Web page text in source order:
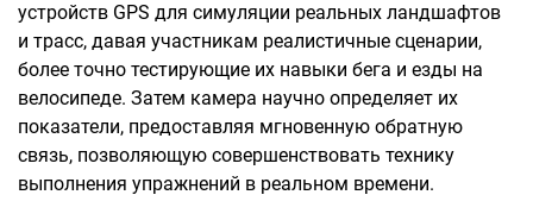
устройств GPS для симуляции реальных ландшафтов
и трасс, давая участникам реалистичные сценарии,
более точно тестирующие их навыки бега и езды на
велосипеде. Затем камера научно определяет их
показатели, предоставляя мгновенную обратную
связь, позволяющую совершенствовать технику
выполнения упражнений в реальном времени.